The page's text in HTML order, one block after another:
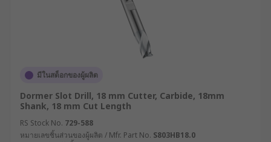
มีในสต็อกของผู้ผลิต
Dormer Slot Drill, 18 mm Cutter, Carbide, 18mm
Shank, 18 mm Cut Length
RS Stock No. 729-588
หมายเลขชิ้นส่วนของผู้ผลิต / Mfr. Part No. S803HB18.0